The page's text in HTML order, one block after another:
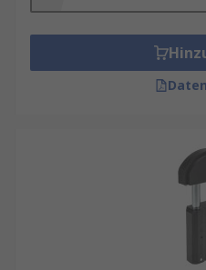
Arten von
Je nach Einsatzgebiet und
Belastung kommen
Federbetriebene
Hydraulische